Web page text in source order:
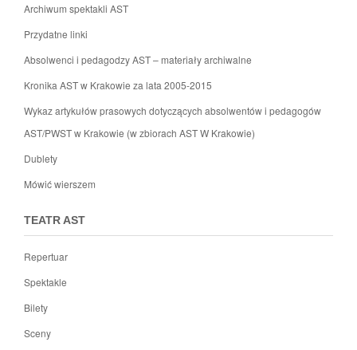
Archiwum spektakli AST
Przydatne linki
Absolwenci i pedagodzy AST – materiały archiwalne
Kronika AST w Krakowie za lata 2005-2015
Wykaz artykułów prasowych dotyczących absolwentów i pedagogów
AST/PWST w Krakowie (w zbiorach AST W Krakowie)
Dublety
Mówić wierszem
TEATR AST
Repertuar
Spektakle
Bilety
Sceny